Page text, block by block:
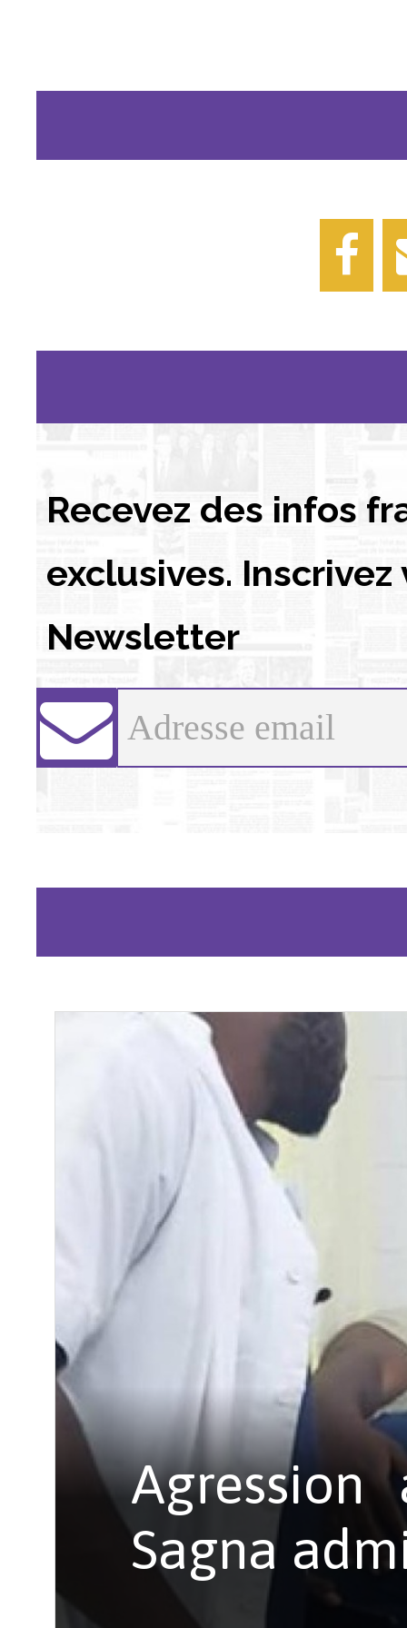
Recevez des infos
exclusives.
Newsletter
Sagna